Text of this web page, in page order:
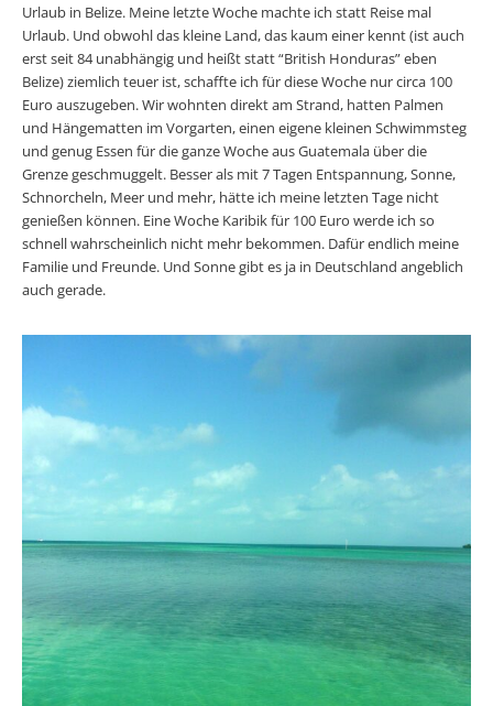
Urlaub in Belize. Meine letzte Woche machte ich statt Reise mal
Urlaub. Und obwohl das kleine Land, das kaum einer kennt (ist auch
erst seit 84 unabhängig und heißt statt “British Honduras” eben
Belize) ziemlich teuer ist, schaffte ich für diese Woche nur circa 100
Euro auszugeben. Wir wohnten direkt am Strand, hatten Palmen
und Hängematten im Vorgarten, einen eigene kleinen Schwimmsteg
und genug Essen für die ganze Woche aus Guatemala über die
Grenze geschmuggelt. Besser als mit 7 Tagen Entspannung, Sonne,
Schnorcheln, Meer und mehr, hätte ich meine letzten Tage nicht
genießen können. Eine Woche Karibik für 100 Euro werde ich so
schnell wahrscheinlich nicht mehr bekommen. Dafür endlich meine
Familie und Freunde. Und Sonne gibt es ja in Deutschland angeblich
auch gerade.